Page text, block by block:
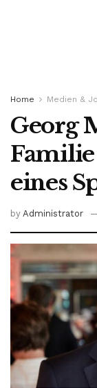
Home Medien &
Georg
eines
by Administrator